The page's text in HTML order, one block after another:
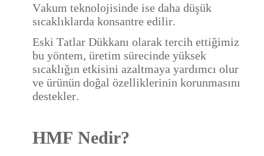
Vakum teknolojisinde ise daha düşük
sıcaklıklarda konsantre edilir.
Eski Tatlar Dükkanı olarak tercih ettiğimiz
bu yöntem, üretim sürecinde yüksek
sıcaklığın etkisini azaltmaya yardımcı olur
ve ürünün doğal özelliklerinin korunmasını
destekler.
HMF Nedir?